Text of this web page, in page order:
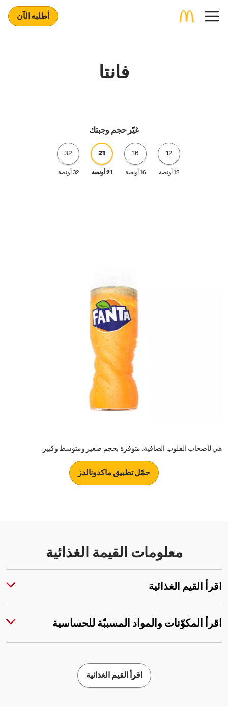
أطلبه الآن
فانتا
غيّر حجم وجبتك
12
12 أونصة
16
16 أونصة
21
21 أونصة
32
32 أونصة
هي لأصحاب القلوب الصافية. متوفرة بحجم صغير ومتوسط وكبير.
حمّل تطبيق ماكدونالدز
معلومات القيمة الغذائية
اقرأ القيم الغذائية
اقرأ المكوّنات والمواد المسببّة للحساسية
اقرأ القيم الغذائية